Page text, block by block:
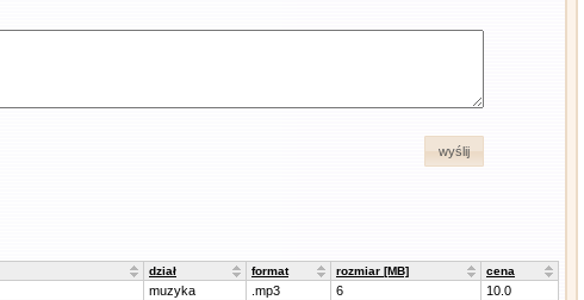
wyślij
dział format rozmiar [MB] cena
muzyka .mp3 6
10.0